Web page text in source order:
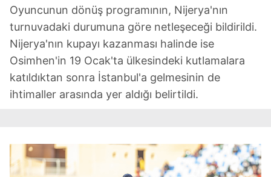
kullanılmaktadır. Bu çerezler vasıtasıyla çeşitli kişisel
verileriniz işlenmekte olup gerekli olan çerezler bilgi
toplumu hizmetlerinin sunulması amacıyla
kullanılmaktadır. Diğer çerezler, sitemizin daha işlevsel
kılınması ve kişiselleştirilmesi ve sizlere yönelik
reklam/pazarlama faaliyetlerinin yapılması, amaçlarıyla
sınırlı olarak açık rızanız dahilinde kullanılacaktır.
için Ayarlar butonuna tıklayabilir, Çerez Bilgilendirme
Metnimiziziyaret edebilirsiniz.
Oyuncunun dönüş programının, Nijerya'nın
turnuvadaki durumuna göre netleşeceği bildirildi.
Nijerya'nın kupayı kazanması halinde ise
Osimhen'in 19 Ocak'ta ülkesindeki kutlamalara
katıldıktan sonra İstanbul'a gelmesinin de
ihtimaller arasında yer aldığı belirtildi.